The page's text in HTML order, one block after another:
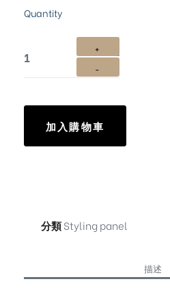
Quantity
加入購物車
分類Styling panel
描述